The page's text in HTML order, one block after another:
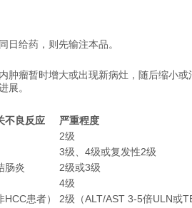
日给药，则先输注本品。
肿瘤暂时增大或出现新病灶，随后缩小
展。
不良反应
严重程度
2级
3级、4级或复发性2级
肠炎
2级或3级
4级
HCC患者）
2级（ALT/AST 3-5倍ULN或